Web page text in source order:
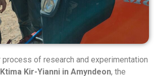
process of research and experimentation
Ktima Kir-Yianni in Amyndeon, the